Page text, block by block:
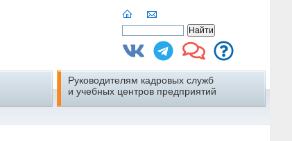
Руководителям кадровых служб
и учебных центров предприятий